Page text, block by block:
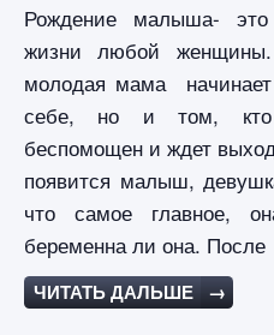
Рождение малыша-
жизни любой
молодая мама
себе, но и том,
беспомощен и ждет
появится малыш,
что самое главное,
беременна ли она. После
ЧИТАТЬ ДАЛЬШЕ →